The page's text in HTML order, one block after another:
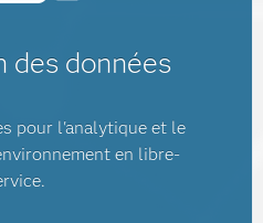
des données
pour l'analytique et le
en libre-